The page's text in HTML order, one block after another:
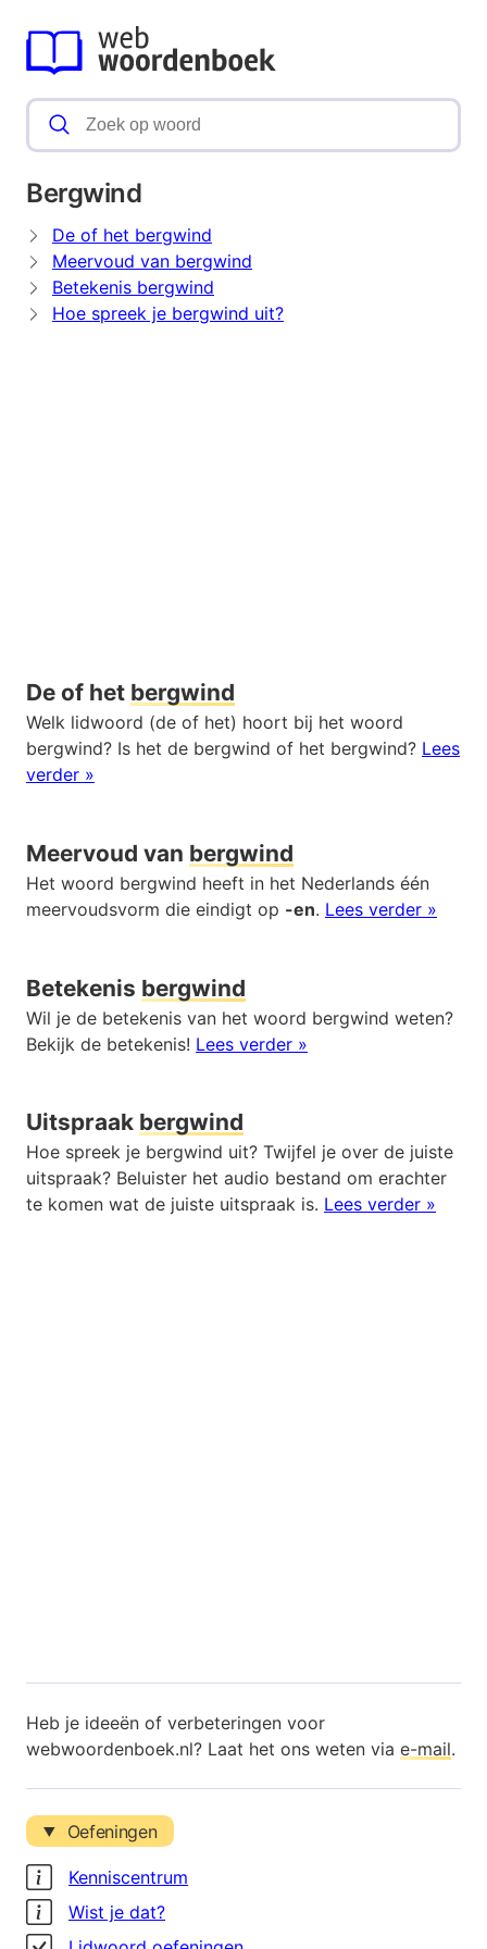
Bergwind
De of het bergwind
Meervoud van bergwind
Betekenis bergwind
Hoe spreek je bergwind uit?
De of het bergwind
Welk lidwoord (de of het) hoort bij het woord
bergwind? Is het de bergwind of het bergwind? Lees
verder »
Meervoud van bergwind
Het woord bergwind heeft in het Nederlands één
meervoudsvorm die eindigt op -en. Lees verder »
Betekenis bergwind
Wil je de betekenis van het woord bergwind weten?
Bekijk de betekenis! Lees verder »
Uitspraak bergwind
Hoe spreek je bergwind uit? Twijfel je over de juiste
uitspraak? Beluister het audio bestand om erachter
te komen wat de juiste uitspraak is. Lees verder »
Heb je ideeën of verbeteringen voor
webwoordenboek.nl? Laat het ons weten via e-mail.
Oefeningen
Kenniscentrum
Wist je dat?